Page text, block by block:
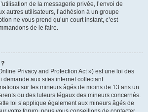
de la messagerie privée, l’envoi de
autres utilisateurs, l’adhésion à un groupe
ne vous prend qu’un court instant, c’est
de le faire.
?
Privacy and Protection Act ») est une loi des
demande aux sites internet collectant
sur les mineurs âgés de moins de 13 ans un
ou des tuteurs légaux des mineurs concernés.
loi s’applique également aux mineurs âgés de